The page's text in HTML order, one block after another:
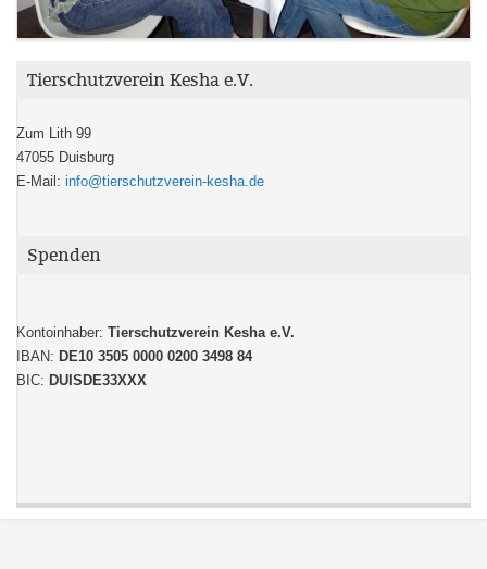
Tierschutzverein Kesha e.V.
Zum Lith 99
47055 Duisburg
E-Mail: info@tierschutzverein-kesha.de
Spenden
Kontoinhaber: Tierschutzverein Kesha e.V.
IBAN: DE10 3505 0000 0200 3498 84
BIC: DUISDE33XXX